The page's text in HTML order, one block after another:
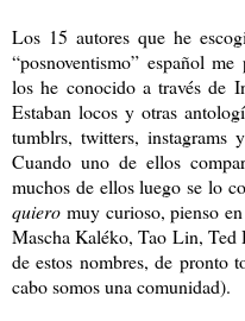
Los 15 autores que he
“posnoventismo” español
los he conocido a través de
Estaban locos y otras
tumblrs, twitters, instagrams
Cuando uno de ellos
muchos de ellos luego se lo
quiero muy curioso, pienso
Mascha Kaléko, Tao Lin, Ted
de estos nombres, de pronto
cabo somos una comunidad).